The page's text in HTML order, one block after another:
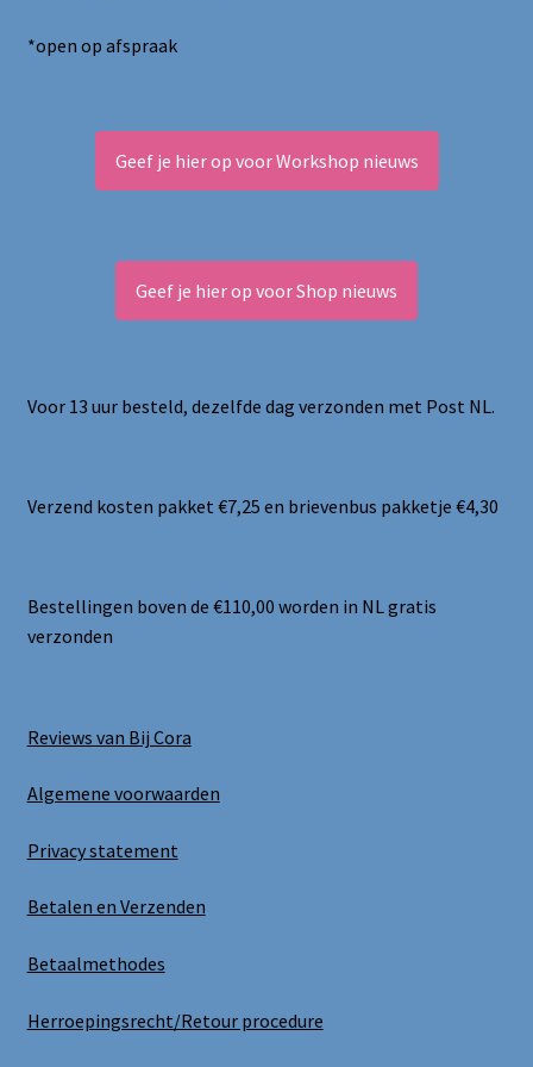
*open op afspraak
Geef je hier op voor Workshop nieuws
Geef je hier op voor Shop nieuws
Voor 13 uur besteld, dezelfde dag verzonden met Post NL.
Verzend kosten pakket €7,25 en brievenbus pakketje €4,30
Bestellingen boven de €110,00 worden in NL gratis
verzonden
Reviews van Bij Cora
Algemene voorwaarden
Privacy statement
Betalen en Verzenden
Betaalmethodes
Herroepingsrecht/Retour procedure